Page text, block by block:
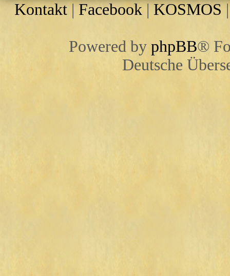
Kontakt |Facebook | KOSMOS
Powered by phpBB®
Deutsche